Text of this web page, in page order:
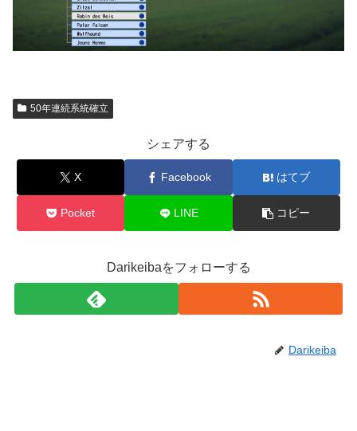
50年連続系統確立
シェアする
X Facebook はてブ
Pocket LINE コピー
Darikeibaをフォローする
Darikeiba